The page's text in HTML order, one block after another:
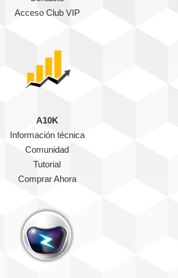
Acceso Club VIP
A10K
Información técnica
Comunidad
Tutorial
Comprar Ahora